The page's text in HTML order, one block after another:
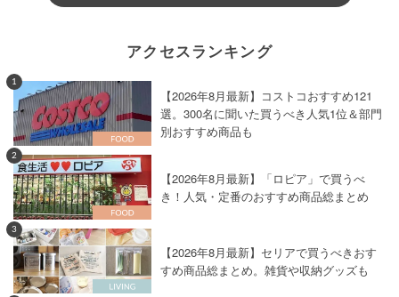
アクセスランキング
1
【2026年8月最新】コストコおすすめ121
選。300名に聞いた買うべき人気1位＆部門
別おすすめ商品も
2
【2026年8月最新】「ロピア」で買うべ
き！人気・定番のおすすめ商品総まとめ
3
【2026年8月最新】セリアで買うべきおす
すめ商品総まとめ。雑貨や収納グッズも